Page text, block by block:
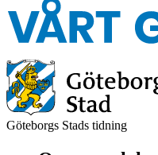
Göteborgs Stads tidning